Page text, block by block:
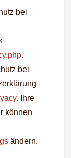
bei
.
bei
. Ihre
können
ändern.